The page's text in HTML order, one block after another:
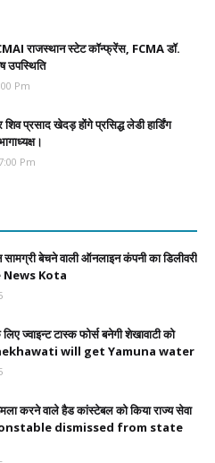
राजस्थान स्टेट कॉन्फ्रेंस, FCMA डॉ.
उपस्थिति
Pm
प्रसाद खेदड़ होंगे प्रसिद्ध लेडी हार्डिंग
Pm
सामग्री बेचने वाली ऑनलाइन कंपनी का डिलीवरी
News Kota
ज्वाइन्ट टास्क फोर्स बनेगी शेखावाटी को
will get Yamuna water
करने वाले हैड कांस्टेबल को किया राज्य सेवा
constable dismissed from state